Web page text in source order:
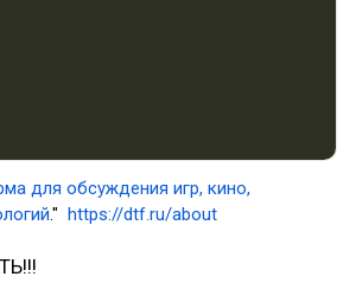
для обсуждения игр, кино,
." https://dtf.ru/about